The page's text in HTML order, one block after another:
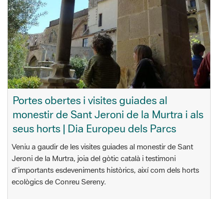
Portes obertes i visites guiades al
monestir de Sant Jeroni de la Murtra i als
seus horts | Dia Europeu dels Parcs
Veniu a gaudir de les visites guiades al monestir de Sant
Jeroni de la Murtra, joia del gòtic català i testimoni
d'importants esdeveniments històrics, així com dels horts
ecològics de Conreu Sereny.